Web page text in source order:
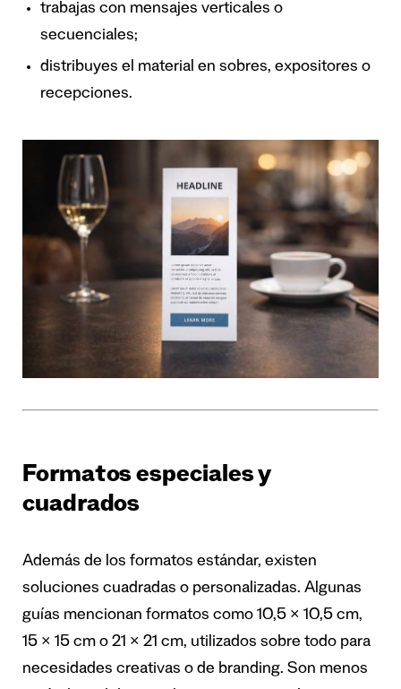
trabajas con mensajes verticales o
secuenciales;
distribuyes el material en sobres, expositores o
recepciones.
Formatos especiales y
cuadrados
Además de los formatos estándar, existen
soluciones cuadradas o personalizadas. Algunas
guías mencionan formatos como 10,5 × 10,5 cm,
15 × 15 cm o 21 × 21 cm, utilizados sobre todo para
necesidades creativas o de branding. Son menos